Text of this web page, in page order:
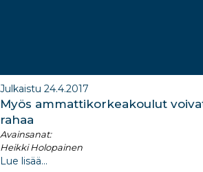
Julkaistu 24.4.2017
Myös ammattikorkeakoulut
rahaa
Avainsanat:
Heikki Holopainen
Lue lisää...